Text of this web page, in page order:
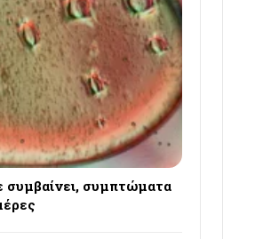
συμβαίνει, συμπτώματα